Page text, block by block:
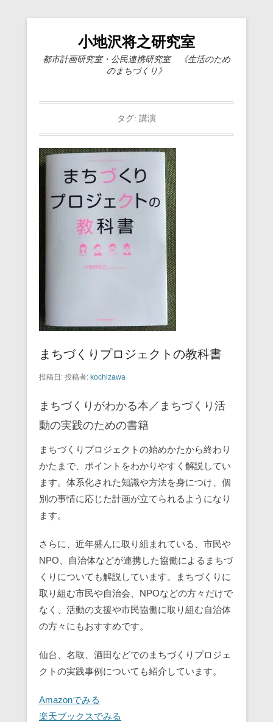
小地沢将之研究室
都市計画研究室・公民連携研究室 《生活のため
のまちづくり》
タグ: 講演
まちづくりプロジェクトの教科書
投稿日: 投稿者: kochizawa
まちづくりがわかる本／まちづくり活
動の実践のための書籍
まちづくりプロジェクトの始めかたから終わり
かたまで、ポイントをわかりやすく解説してい
ます。体系化された知識や方法を身につけ、個
別の事情に応じた計画が立てられるようになり
ます。
さらに、近年盛んに取り組まれている、市民や
NPO、自治体などが連携した協働によるまちづ
くりについても解説しています。まちづくりに
取り組む市民や自治会、NPOなどの方々だけで
なく、活動の支援や市民協働に取り組む自治体
の方々にもおすすめです。
仙台、名取、酒田などでのまちづくりプロジェ
クトの実践事例についても紹介しています。
Amazonでみる
楽天ブックスでみる